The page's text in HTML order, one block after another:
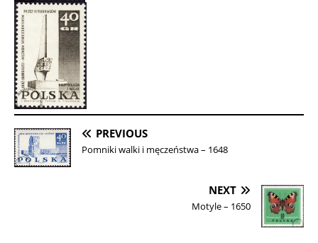
PREVIOUS
Pomniki walki i męczeństwa – 1648
NEXT
Motyle – 1650